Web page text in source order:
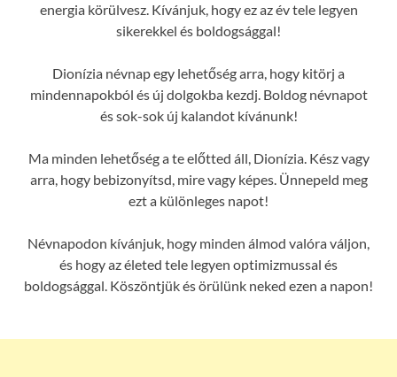
energia körülvesz. Kívánjuk, hogy ez az év tele legyen
sikerekkel és boldogsággal!
Dionízia névnap egy lehetőség arra, hogy kitörj a
mindennapokból és új dolgokba kezdj. Boldog névnapot
és sok-sok új kalandot kívánunk!
Ma minden lehetőség a te előtted áll, Dionízia. Kész vagy
arra, hogy bebizonyítsd, mire vagy képes. Ünnepeld meg
ezt a különleges napot!
Névnapodon kívánjuk, hogy minden álmod valóra váljon,
és hogy az életed tele legyen optimizmussal és
boldogsággal. Köszöntjük és örülünk neked ezen a napon!